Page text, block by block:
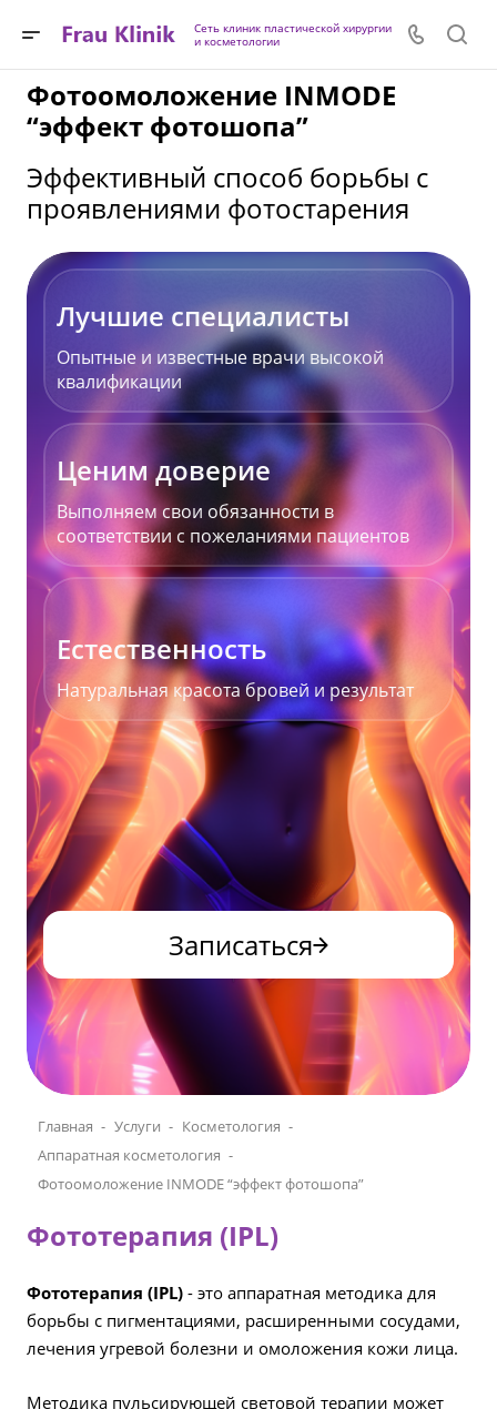
Сеть клиник пластической хирургии
и косметологии
Фотоомоложение INMODE
“эффект фотошопа”
Эффективный способ борьбы с
проявлениями фотостарения
Лучшие специалисты
Опытные и известные врачи высокой
квалификации
Ценим доверие
Выполняем свои обязанности в
соответствии с пожеланиями пациентов
Естественность
Натуральная красота бровей и результат
Записаться
Главная Услуги
Косметология
Аппаратная косметология
Фотоомоложение INMODE “эффект фотошопа”
Фототерапия (IPL)
Фототерапия (IPL) - это аппаратная методика для
борьбы с пигментациями, расширенными сосудами,
лечения угревой болезни и омоложения кожи лица.
Методика пульсирующей световой терапии может